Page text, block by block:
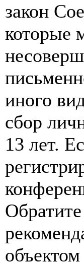
закон
которые
иного
сбор
13 лет.